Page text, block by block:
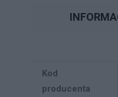
Kod
producenta